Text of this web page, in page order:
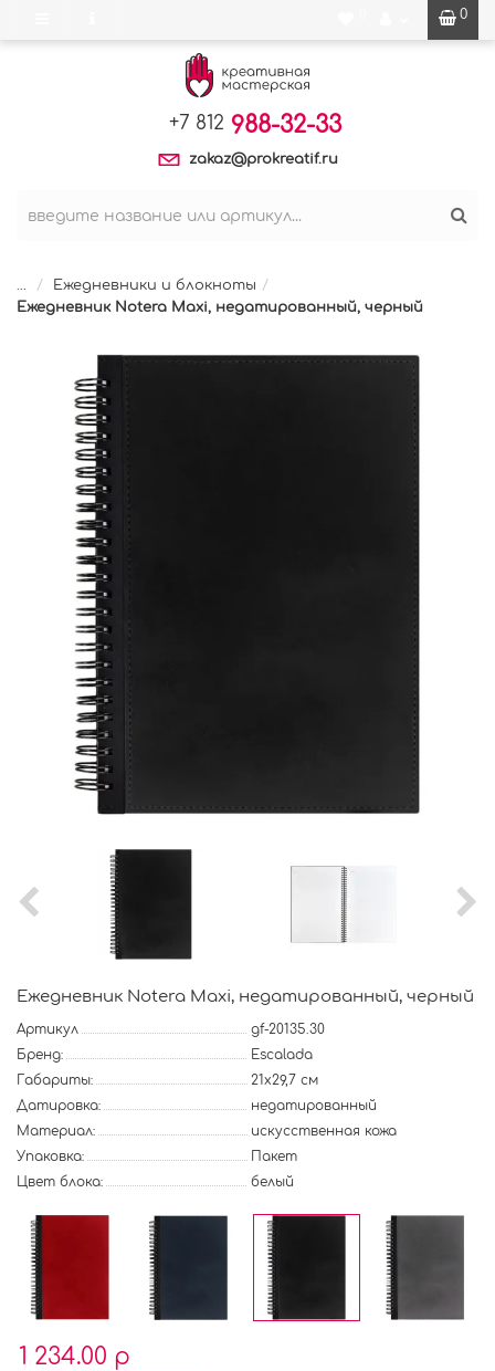
0
+7 812 988-32-33
zakaz@prokreatif.ru
...
Ежедневники и блокноты
Ежедневник Notera Maxi, недатированный, черный
Ежедневник Notera Maxi, недатированный, черный
Артикул
gf-20135.30
Бренд:
Escalada
Габариты:
21х29,7 см
Датировка:
недатированный
Материал:
искусственная кожа
Упаковка:
Пакет
Цвет блока:
белый
1 234.00 р